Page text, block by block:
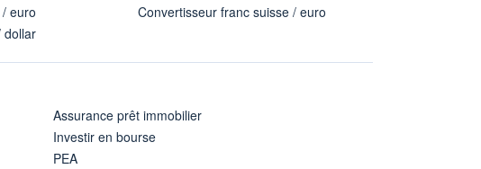
euro
dollar
Convertisseur franc suisse / euro
Assurance prêt immobilier
Investir en bourse
PEA